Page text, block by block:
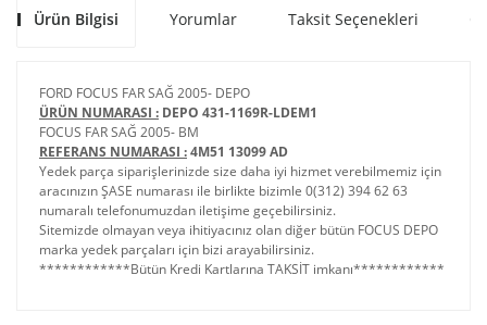
Ürün Bilgisi Yorumlar Taksit Seçenekleri
FORD FOCUS FAR SAĞ 2005- DEPO
ÜRÜN NUMARASI : DEPO 431-1169R-LDEM1
FOCUS FAR SAĞ 2005- BM
REFERANS NUMARASI :4M51 13099 AD
Yedek parça siparişlerinizde size daha iyi hizmet verebilmemiz için
aracınızın ŞASE numarası ile birlikte bizimle 0(312) 394 62 63
numaralı telefonumuzdan iletişime geçebilirsiniz.
Sitemizde olmayan veya ihitiyacınız olan diğer bütün FOCUS DEPO
marka yedek parçaları için bizi arayabilirsiniz.
************Bütün Kredi Kartlarına TAKSİT imkanı************